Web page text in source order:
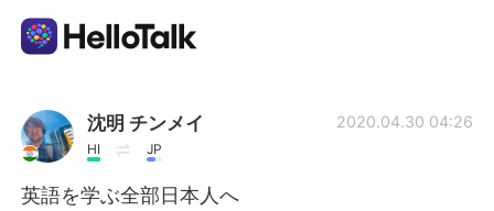
แอปแลกเปลี่ยนทางภาษา
AI Grammar Checker
沈明 チンメイ
HI JP
2020.04.30 04:26
英語を学ぶ全部日本人へ